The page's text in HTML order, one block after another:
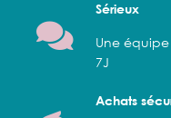
Sérieux
Une
7J
Achats